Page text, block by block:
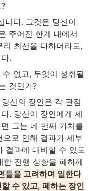
니다. 그것은 당신이
주어진 한계 내에서
리 최선을 다하더라도,
.
없고, 무엇이 성취될
것인가?
신의 장인은 각 관점
. 당신이 장인에게 세
그는 네 번째 가치를
으로 인해 결과가 세부
결과에 대비할 수 있도
한 진행 상황을 폐하께
들을 고려하며 일한다
수 있고, 폐하는 장인